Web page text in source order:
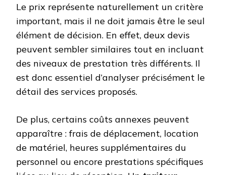
Le prix représente naturellement un critère
important, mais il ne doit jamais être le seul
élément de décision. En effet, deux devis
peuvent sembler similaires tout en incluant
des niveaux de prestation très différents. Il
est donc essentiel d’analyser précisément le
détail des services proposés.
De plus, certains coûts annexes peuvent
apparaître : frais de déplacement, location
de matériel, heures supplémentaires du
personnel ou encore prestations spécifiques